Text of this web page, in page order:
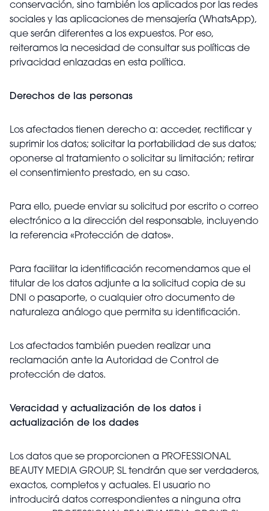
conservación, sino también los aplicados por las redes
sociales y las aplicaciones de mensajería (WhatsApp),
que serán diferentes a los expuestos. Por eso,
reiteramos la necesidad de consultar sus políticas de
privacidad enlazadas en esta política.
Derechos de las personas
Los afectados tienen derecho a: acceder, rectificar y
suprimir los datos; solicitar la portabilidad de sus datos;
oponerse al tratamiento o solicitar su limitación; retirar
el consentimiento prestado, en su caso.
Para ello, puede enviar su solicitud por escrito o correo
electrónico a la dirección del responsable, incluyendo
la referencia «Protección de datos».
Para facilitar la identificación recomendamos que el
titular de los datos adjunte a la solicitud copia de su
DNI o pasaporte, o cualquier otro documento de
naturaleza análogo que permita su identificación.
Los afectados también pueden realizar una
reclamación ante la Autoridad de Control de
protección de datos.
Veracidad y actualización de los datos i
actualización de los dades
Los datos que se proporcionen a PROFESSIONAL
BEAUTY MEDIA GROUP, SL tendrán que ser verdaderos,
exactos, completos y actuales. El usuario no
introducirá datos correspondientes a ninguna otra